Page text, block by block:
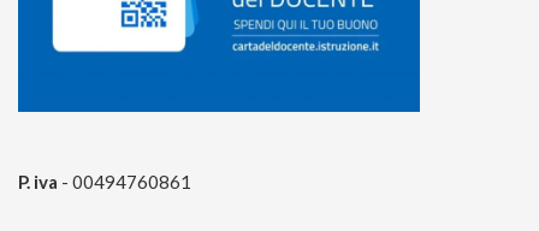
P. iva - 00494760861